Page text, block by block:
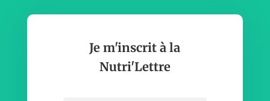
Je m'inscrit à la
Nutri'Lettre